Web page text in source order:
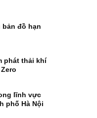
đồ hạn
phát thải khí
lĩnh vực
phố Hà Nội